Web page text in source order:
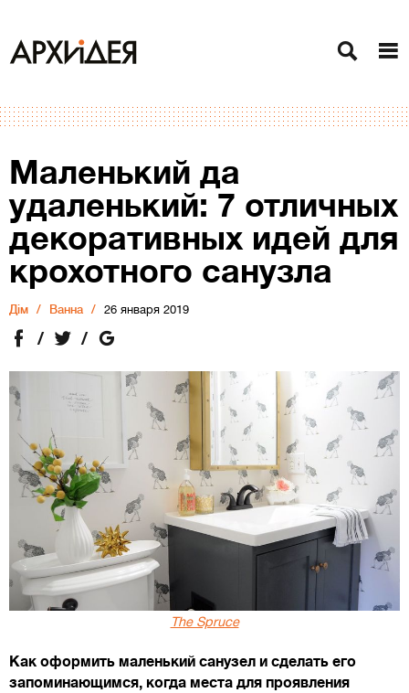
Маленький да
удаленький: 7 отличных
декоративных идей для
крохотного санузла
Дiм Ванна 26 января 2019
The Spruce
Как оформить маленький санузел и сделать его
запоминающимся, когда места для проявления